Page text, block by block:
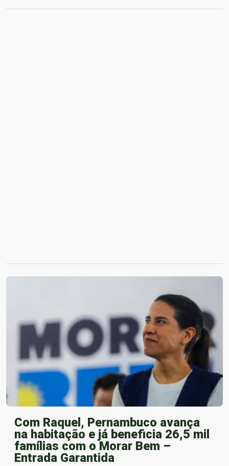
Com Raquel, Pernambuco avança
na habitação e já beneficia 26,5 mil
famílias com o Morar Bem –
Entrada Garantida